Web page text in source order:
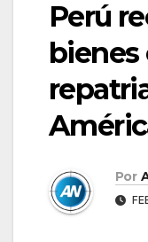
Perú
bienes
Por